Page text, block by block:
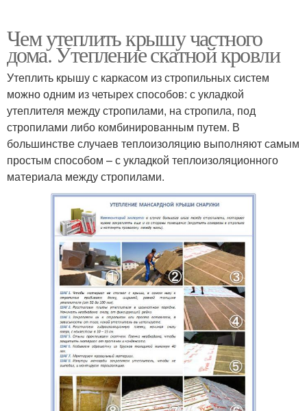
Чем утеплить крышу частного
дома. Утепление скатной кровли
Утеплить крышу с каркасом из стропильных систем
можно одним из четырех способов: с укладкой
утеплителя между стропилами, на стропила, под
стропилами либо комбинированным путем. В
большинстве случаев теплоизоляцию выполняют самым
простым способом – с укладкой теплоизоляционного
материала между стропилами.